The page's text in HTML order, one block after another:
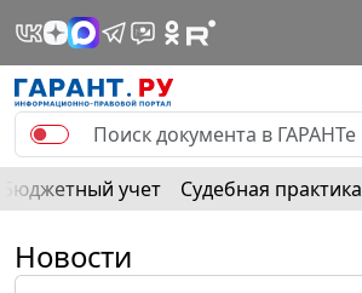
Бюджетный учет Судебная практика
Новости